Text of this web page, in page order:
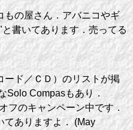
もの屋さん．アバニコやギ
書いてあります．売ってる
ード／ＣＤ）のリストが掲
Solo Compasもあり．
フのキャンペーン中です．
てありますよ． (May